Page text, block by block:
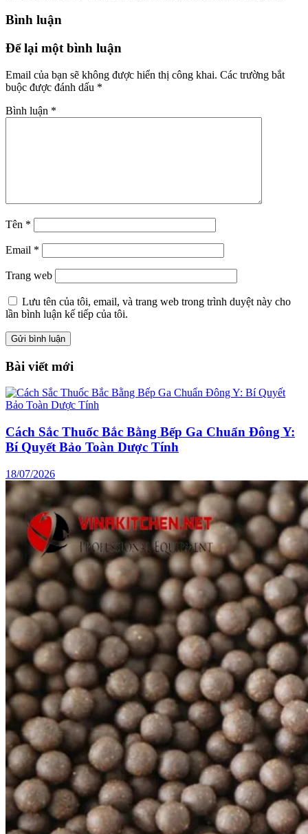
Bình luận
Để lại một bình luận
Email của bạn sẽ không được hiển thị công khai. Các trường bắt
buộc được đánh dấu *
Bình luận *
Tên *
Email *
Trang web
Lưu tên của tôi, email, và trang web trong trình duyệt này cho
lần bình luận kế tiếp của tôi.
Bài viết mới
Cách Sắc Thuốc Bắc Bằng Bếp Ga Chuẩn Đông Y:
Bí Quyết Bảo Toàn Dược Tính
18/07/2026